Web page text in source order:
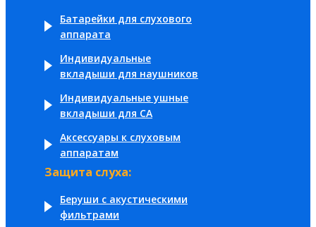
Батарейки для слухового
аппарата
Индивидуальные
вкладыши для наушников
Индивидуальные ушные
вкладыши для СА
Аксессуары к слуховым
аппаратам
Защита слуха:
Беруши с акустическими
фильтрами